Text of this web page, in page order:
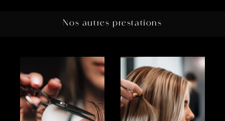
Nos autres prestations